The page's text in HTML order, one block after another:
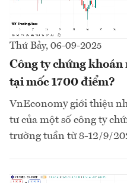
Thứ Bảy, 06-09-2025
Công ty chứng
tại mốc 1700 điểm?
VnEconomy giới thiệu
tư của một số công ty
trường tuần từ 8-12/9/